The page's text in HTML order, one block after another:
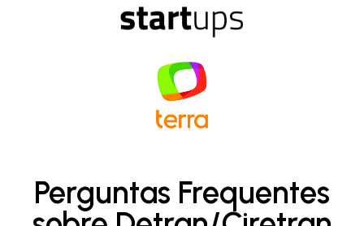
Perguntas Frequentes